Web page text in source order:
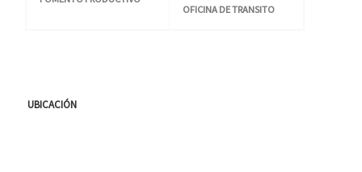
OFICINA DE TRANSITO
UBICACIÓN